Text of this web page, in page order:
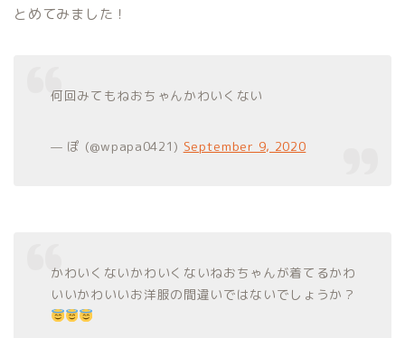
とめてみました！
何回みてもねおちゃんかわいくない
— ぽ (@wpapa0421) September 9, 2020
かわいくないかわいくないねおちゃんが着てるかわ
いいかわいいお洋服の間違いではないでしょうか？